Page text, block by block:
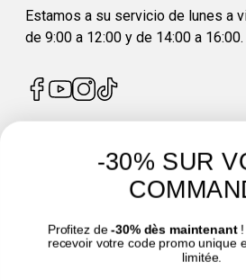
Estamos a su servicio de lunes a
de 9:00 a 12:00 y de 14:00 a 16:00.
4.7/5
-30% SUR
Profitez de -30% dès maintenant!
recevoir votre code promo unique
limitée.